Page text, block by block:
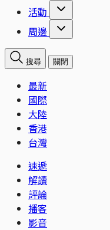
活動
周邊
搜尋 關閉
最新
國際
大陸
香港
台灣
速遞
解讀
評論
播客
影音